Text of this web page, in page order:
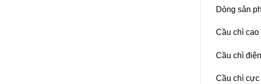
Dòng sản
Cầu chì cao
Cầu chì
Cầu chì cực